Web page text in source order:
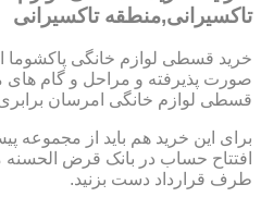
تاکسیرانی,منطقه تاکسیرانی
خرید قسطی لوازم خانگی پاکشوما
صورت پذیرفته و مراحل و گام های
قسطی لوازم خانگی امرسان
برای این خرید هم باید از مجموعه
افتتاح حساب در بانک قرض الحسنه
طرف قرارداد دست بزنید.